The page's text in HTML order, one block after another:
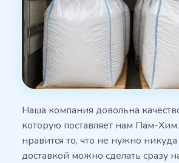
Наша компания довольна
которую поставляет нам Пам-
нравится то, что не нужно никуда
доставкой можно сделать сразу